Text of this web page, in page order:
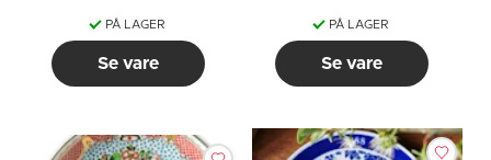
PÅ LAGER
Se vare
PÅ LAGER
Se vare